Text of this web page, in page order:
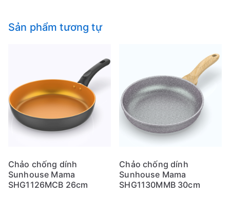
Sản phẩm tương tự
Chảo chống dính
Sunhouse Mama
SHG1126MCB 26cm
Chảo chống dính
Sunhouse Mama
SHG1130MMB 30cm